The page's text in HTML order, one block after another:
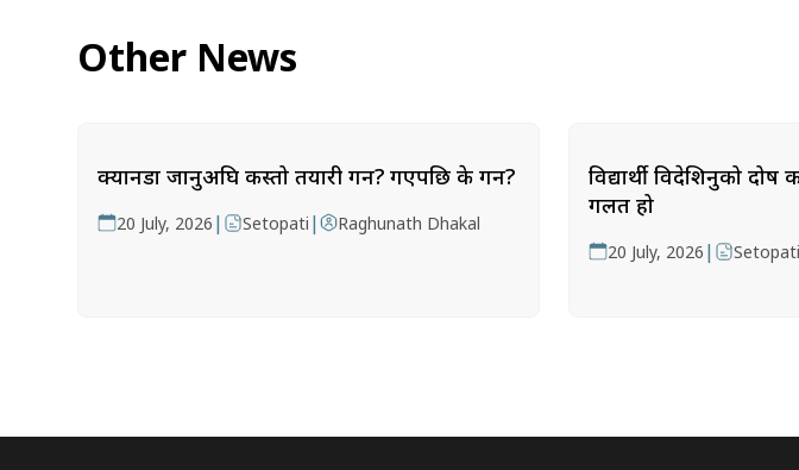
Other News
क्यानडा जानुअघि कस्तो तयारी गर्ने? गएपछि के गर्ने?
20 July, 2026 | Setopati | Raghunath Dhakal
विद्यार्थी विदेशिनुको
गलत हो
20 July, 2026 | Setopati